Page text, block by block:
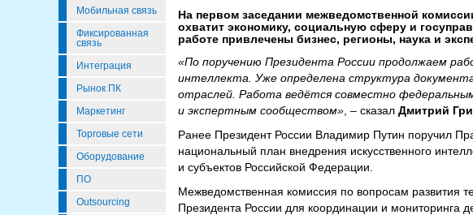
Мобильная связь
Фиксированная
связь
Интеграция
Рынок ПК
Маркетинг
Торговые сети
Оборудование
ПО
Outsourcing
На первом заседании межведомственной
охватит экономику, социальную сферу и
работе привлечены бизнес, регионы, наука и
«По поручению Президента России продолжаем
интеллекта. Уже определена структура
отраслей. Работа ведётся совместно
и экспертным сообществом» , – сказал Дмитрий
Ранее Президент России Владимир Путин поручил
национальный план внедрения искусственного
и субъектов Российской Федерации.
Межведомственная комиссия по вопросам развития
Президента России для координации и мониторинга